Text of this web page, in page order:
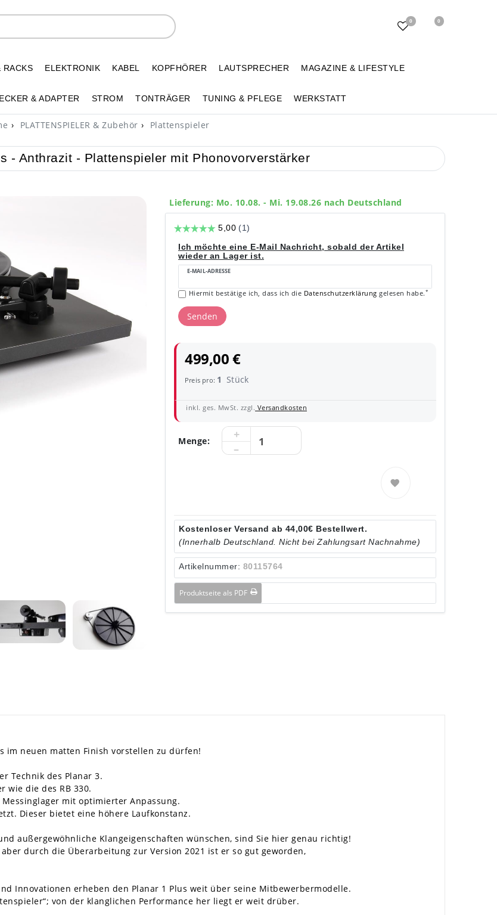
0 0
RACKS ELEKTRONIK KABEL KOPFHÖRER LAUTSPRECHER MAGAZINE & LIFESTYLE
& ADAPTER STROM TONTRÄGER TUNING & PFLEGE WERKSTATT
PLATTENSPIELER & Zubehör Plattenspieler
- Anthrazit - Plattenspieler mit Phonovorverstärker
Lieferung: Mo. 10.08. - Mi. 19.08.26 nach Deutschland
Ich möchte eine E-Mail Nachricht, sobald der Artikel
wieder an Lager ist.
E-MAIL-ADRESSE
Hiermit bestätige ich, dass ich die Daten­schutz­erklärung gelesen habe.*
Senden
499,00 €
Preis pro: 1 Stück
inkl. ges. MwSt. zzgl. Versandkosten
Menge:
Kostenloser Versand ab 44,00€ Bestellwert.
(Innerhalb Deutschland. Nicht bei Zahlungsart Nachnahme)
Artikelnummer: 80115764
Produktseite als PDF
im neuen matten Finish vorstellen zu dürfen!
Technik des Planar 3.
wie die des RB 330.
mit optimierter Anpassung.
Dieser bietet eine höhere Laufkonstanz.
außergewöhnliche Klangeigenschaften wünschen, sind Sie hier genau richtig!
durch die Überarbeitung zur Version 2021 ist er so gut geworden,
Innovationen erheben den Planar 1 Plus weit über seine Mitbewerbermodelle.
von der klanglichen Performance her liegt er weit drüber.